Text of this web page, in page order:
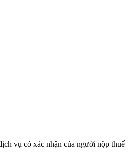
vụ có xác nhận của người nộp thuế